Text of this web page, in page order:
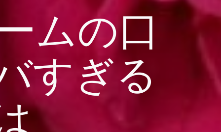
ムの口
すぎる